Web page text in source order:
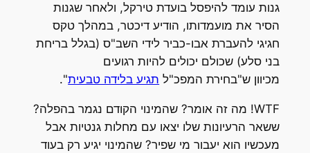
גנות עומד להיפסל בועדת טירקל, ולאחר שגנות
הסיר את מועמדותו, הודיע דיכטר, במהלך טקס
חגיגי להעברת אבו-כביר לידי השב"ס (בגלל בריחת
בני סלע) שכולם יכולים להיות רגועים
מכיוון ש"בחירת המפכ"ל תגיע בלידה טבעית".
WTF! מה זה אומר? שהמינוי הקודם נגמר בהפלה?
ששאר הרעיונות שלו יצאו עם מחלות גנטיות אבל
מעכשיו הוא יעבור מי שפיר? שהמינוי יגיע רק בעוד